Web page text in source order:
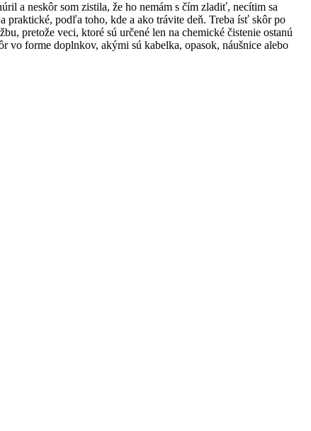
a neskôr som zistila, že ho nemám s čím zladiť, necítim sa
podľa toho, kde a ako trávite deň. Treba ísť skôr po
pretože veci, ktoré sú určené len na chemické čistenie ostanú
vo forme doplnkov, akými sú kabelka, opasok, náušnice alebo